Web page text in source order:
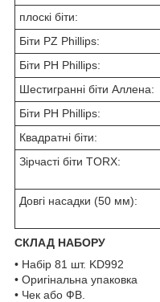
плоскі біти:
Біти PZ Phillips:
Біти PH Phillips:
Шестигранні біти Аллена:
Біти PH Phillips:
Квадратні біти:
Зірчасті біти TORX:
Довгі насадки (50 мм):
СКЛАД НАБОРУ
• Набір 81 шт. KD992
• Оригінальна упаковка
• Чек або ФВ.